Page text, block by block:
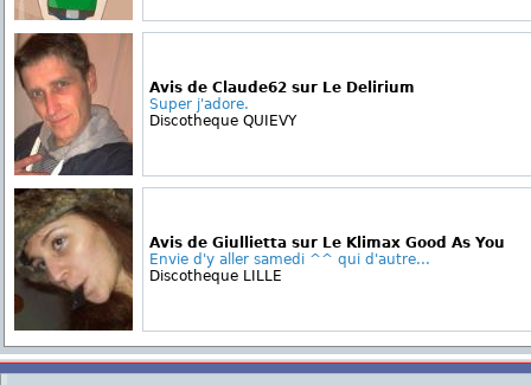
Avis de Claude62 sur Le Delirium
Super j'adore.
Discotheque QUIEVY
Avis de Giullietta sur Le Klimax Good As You
Envie d'y aller samedi ^^ qui d'autre...
Discotheque LILLE